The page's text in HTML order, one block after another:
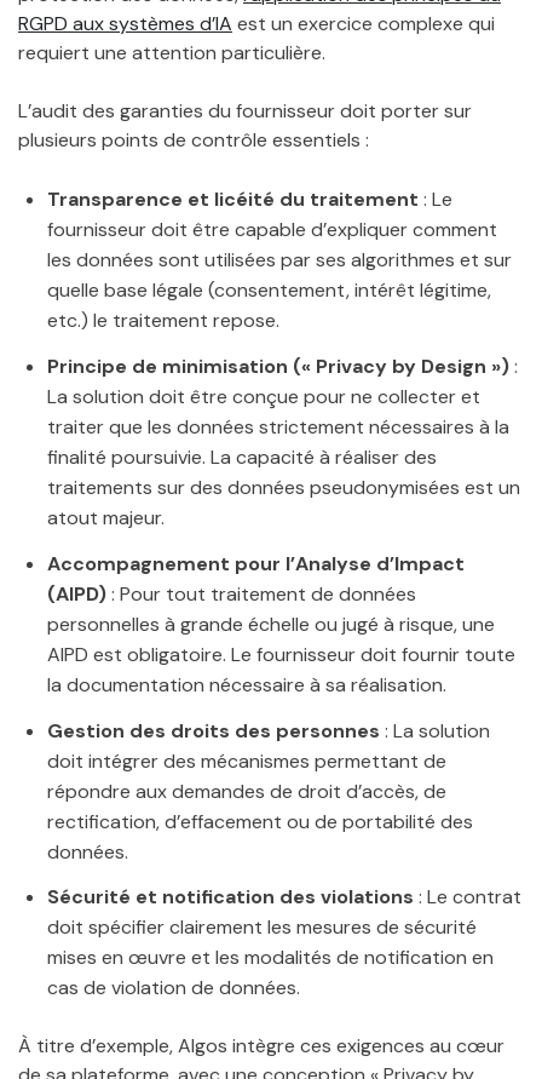
RGPD aux systèmes d’IA est un exercice complexe qui
requiert une attention particulière.
L’audit des garanties du fournisseur doit porter sur
plusieurs points de contrôle essentiels :
Transparence et licéité du traitement : Le
fournisseur doit être capable d’expliquer comment
les données sont utilisées par ses algorithmes et sur
quelle base légale (consentement, intérêt légitime,
etc.) le traitement repose.
Principe de minimisation (« Privacy by Design »):
La solution doit être conçue pour ne collecter et
traiter que les données strictement nécessaires à la
finalité poursuivie. La capacité à réaliser des
traitements sur des données pseudonymisées est un
atout majeur.
Accompagnement pour l’Analyse d’Impact
(AIPD): Pour tout traitement de données
personnelles à grande échelle ou jugé à risque, une
AIPD est obligatoire. Le fournisseur doit fournir toute
la documentation nécessaire à sa réalisation.
Gestion des droits des personnes : La solution
doit intégrer des mécanismes permettant de
répondre aux demandes de droit d’accès, de
rectification, d’effacement ou de portabilité des
données.
Sécurité et notification des violations : Le contrat
doit spécifier clairement les mesures de sécurité
mises en œuvre et les modalités de notification en
cas de violation de données.
À titre d’exemple, Algos intègre ces exigences au cœur